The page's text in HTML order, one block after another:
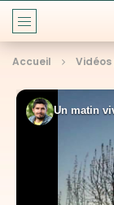
Accueil